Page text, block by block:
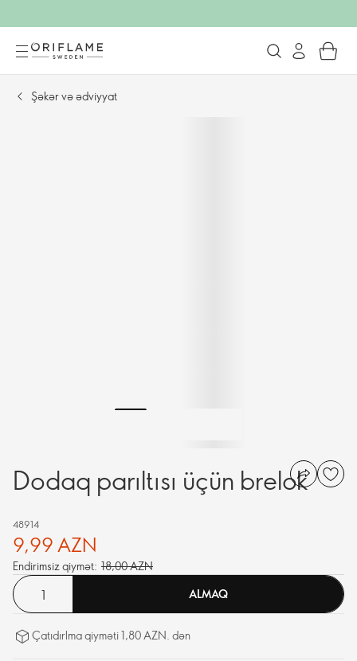
Şəkər və ədviyyat
Dodaq parıltısı üçün brelok
48914
9,99 AZN
Endirimsiz qiymət: 18,00 AZN
ALMAQ
Çatıdırlma qiyməti 1,80 AZN. dən